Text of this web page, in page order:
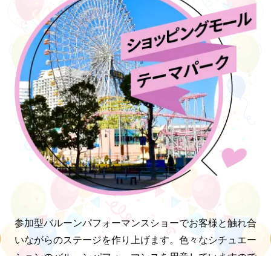
参加型バルーンパフォーマンスショーでお客様と触れ合
いながらのステージを作り上げます。色々なシチュエー